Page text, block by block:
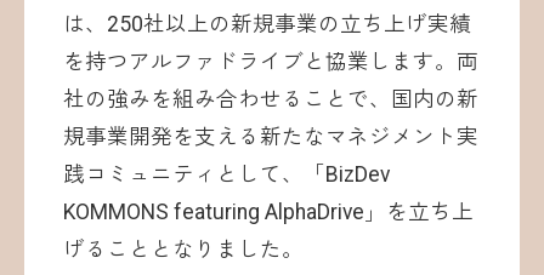
は、250社以上の新規事業の立ち上げ実績
を持つアルファドライブと協業します。両
社の強みを組み合わせることで、国内の新
規事業開発を支える新たなマネジメント実
践コミュニティとして、「BizDev
KOMMONS featuring AlphaDrive」を立ち上
げることとなりました。